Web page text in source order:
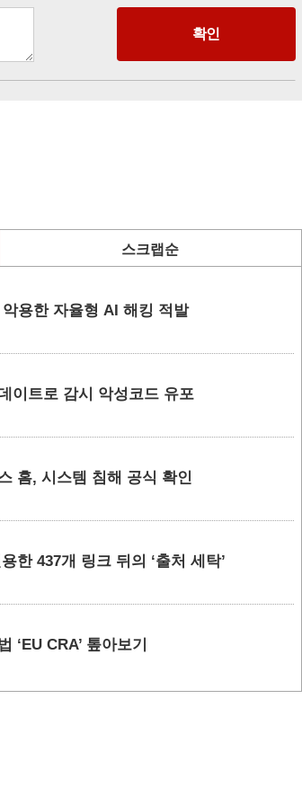
스크랩순
용한 자율형 AI 해킹 적발
이트로 감시 악성코드 유포
홈, 시스템 침해 공식 확인
한 437개 링크 뒤의 ‘출처 세탁’
CRA’ 톺아보기